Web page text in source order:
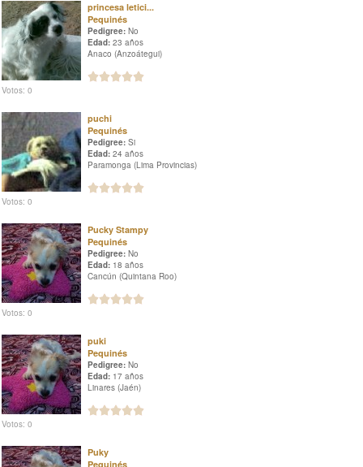
princesa letici...
Pequinés
Pedigree: No
Edad: 23 años
Anaco (Anzoátegui)
Votos: 0
puchi
Pequinés
Pedigree: Si
Edad: 24 años
Paramonga (Lima Provincias)
Votos: 0
Pucky Stampy
Pequinés
Pedigree: No
Edad: 18 años
Cancún (Quintana Roo)
Votos: 0
puki
Pequinés
Pedigree: No
Edad: 17 años
Linares (Jaén)
Votos: 0
Puky
Pequinés